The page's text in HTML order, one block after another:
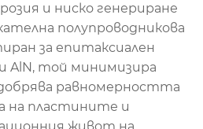
и ниско генериране
полупроводникова
за епитаксиален
AlN, той минимизира
равномерността
на пластините и